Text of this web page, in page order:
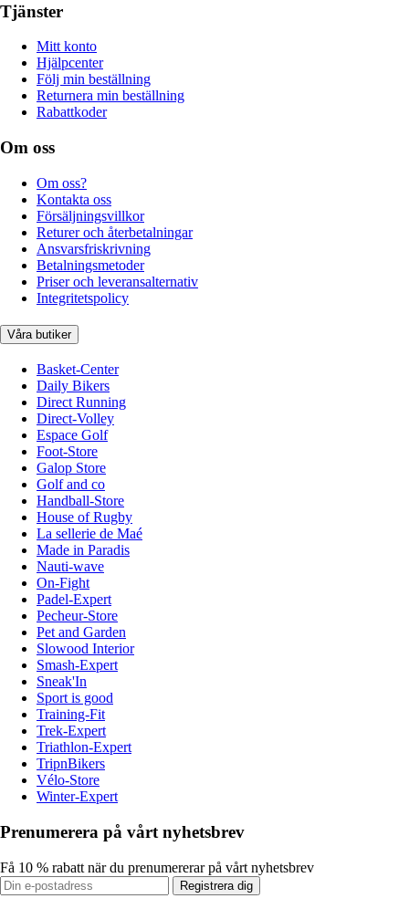
Tjänster
Mitt konto
Hjälpcenter
Följ min beställning
Returnera min beställning
Rabattkoder
Om oss
Om oss?
Kontakta oss
Försäljningsvillkor
Returer och återbetalningar
Ansvarsfriskrivning
Betalningsmetoder
Priser och leveransalternativ
Integritetspolicy
Våra butiker
Basket-Center
Daily Bikers
Direct Running
Direct-Volley
Espace Golf
Foot-Store
Galop Store
Golf and co
Handball-Store
House of Rugby
La sellerie de Maé
Made in Paradis
Nauti-wave
On-Fight
Padel-Expert
Pecheur-Store
Pet and Garden
Slowood Interior
Smash-Expert
Sneak'In
Sport is good
Training-Fit
Trek-Expert
Triathlon-Expert
TripnBikers
Vélo-Store
Winter-Expert
Prenumerera på vårt nyhetsbrev
Få 10 % rabatt när du prenumererar på vårt nyhetsbrev
Registrera dig